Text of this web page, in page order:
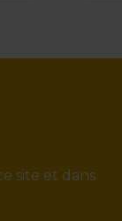
site et dans